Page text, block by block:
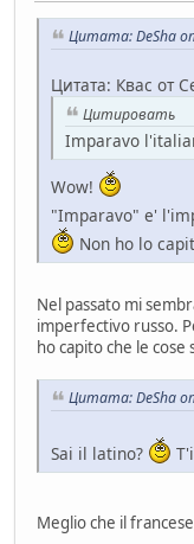
Цитата: DeSha
Цитата: Квас от
Цитировать
Imparavo
Wow!
"Imparavo" e'
Non ho lo
Nel passato mi
imperfectivo russo.
ho capito che le
Цитата: DeSha
Sai il latino?
Meglio che il